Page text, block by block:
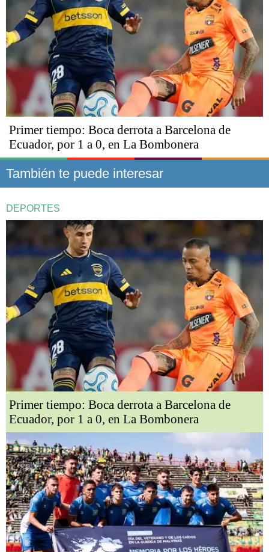
Primer tiempo: Boca derrota a Barcelona de
Ecuador, por 1 a 0, en La Bombonera
También te puede interesar
DEPORTES
Primer tiempo: Boca derrota a Barcelona de
Ecuador, por 1 a 0, en La Bombonera